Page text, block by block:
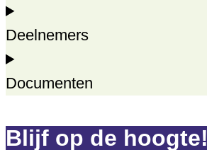
Deelnemers
Documenten
Blijf op de hoogte!